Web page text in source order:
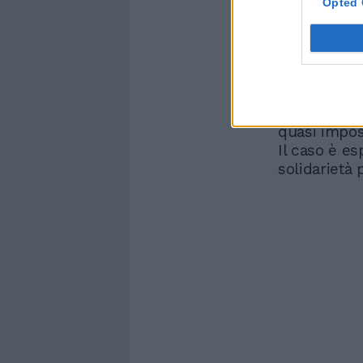
I have some news...
stata
aveva
quasi
Il caso è
solidarietà